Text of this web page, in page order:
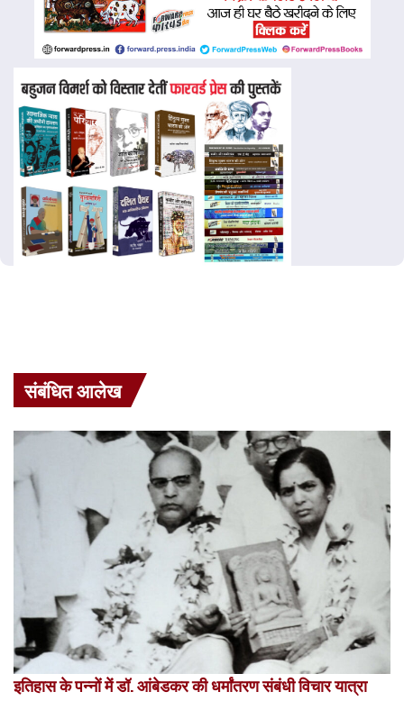
संबंधित आलेख
इतिहास के पन्नों में डॉ. आंबेडकर की धर्मांतरण संबंधी विचार यात्रा